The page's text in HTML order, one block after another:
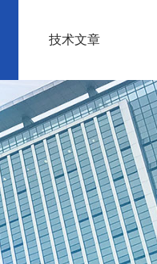
技术文章